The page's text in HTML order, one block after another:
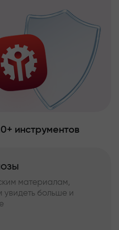
инструментов
материалам,
увидеть больше и